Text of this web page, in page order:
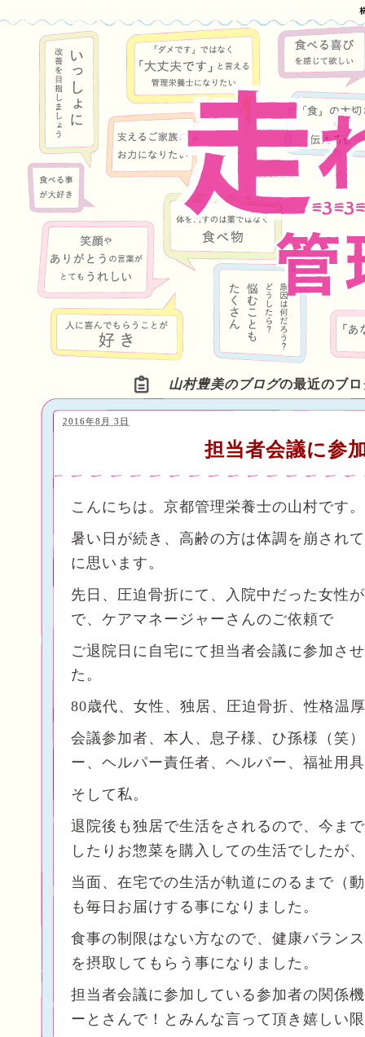
山村豊美のブログの最近のブ
担当者会議に参
2016年8月 3日
こんにちは。京都管理栄養士の山村です。
暑い日が続き、高齢の方は体調を崩され
に思います。
先日、圧迫骨折にて、入院中だった女性
で、ケアマネージャーさんのご依頼で
ご退院日に自宅にて担当者会議に参加さ
た。
80歳代、女性、独居、圧迫骨折、性格温
会議参加者、本人、息子様、ひ孫様（笑
ー、ヘルパー責任者、ヘルパー、福祉用
そして私。
退院後も独居で生活をされるので、今ま
したりお惣菜を購入しての生活でしたが、
当面、在宅での生活が軌道にのるまで（
も毎日お届けする事になりました。
食事の制限はない方なので、健康バラン
を摂取してもらう事になりました。
担当者会議に参加している参加者の関係
ーとさんで！とみんな言って頂き嬉しい